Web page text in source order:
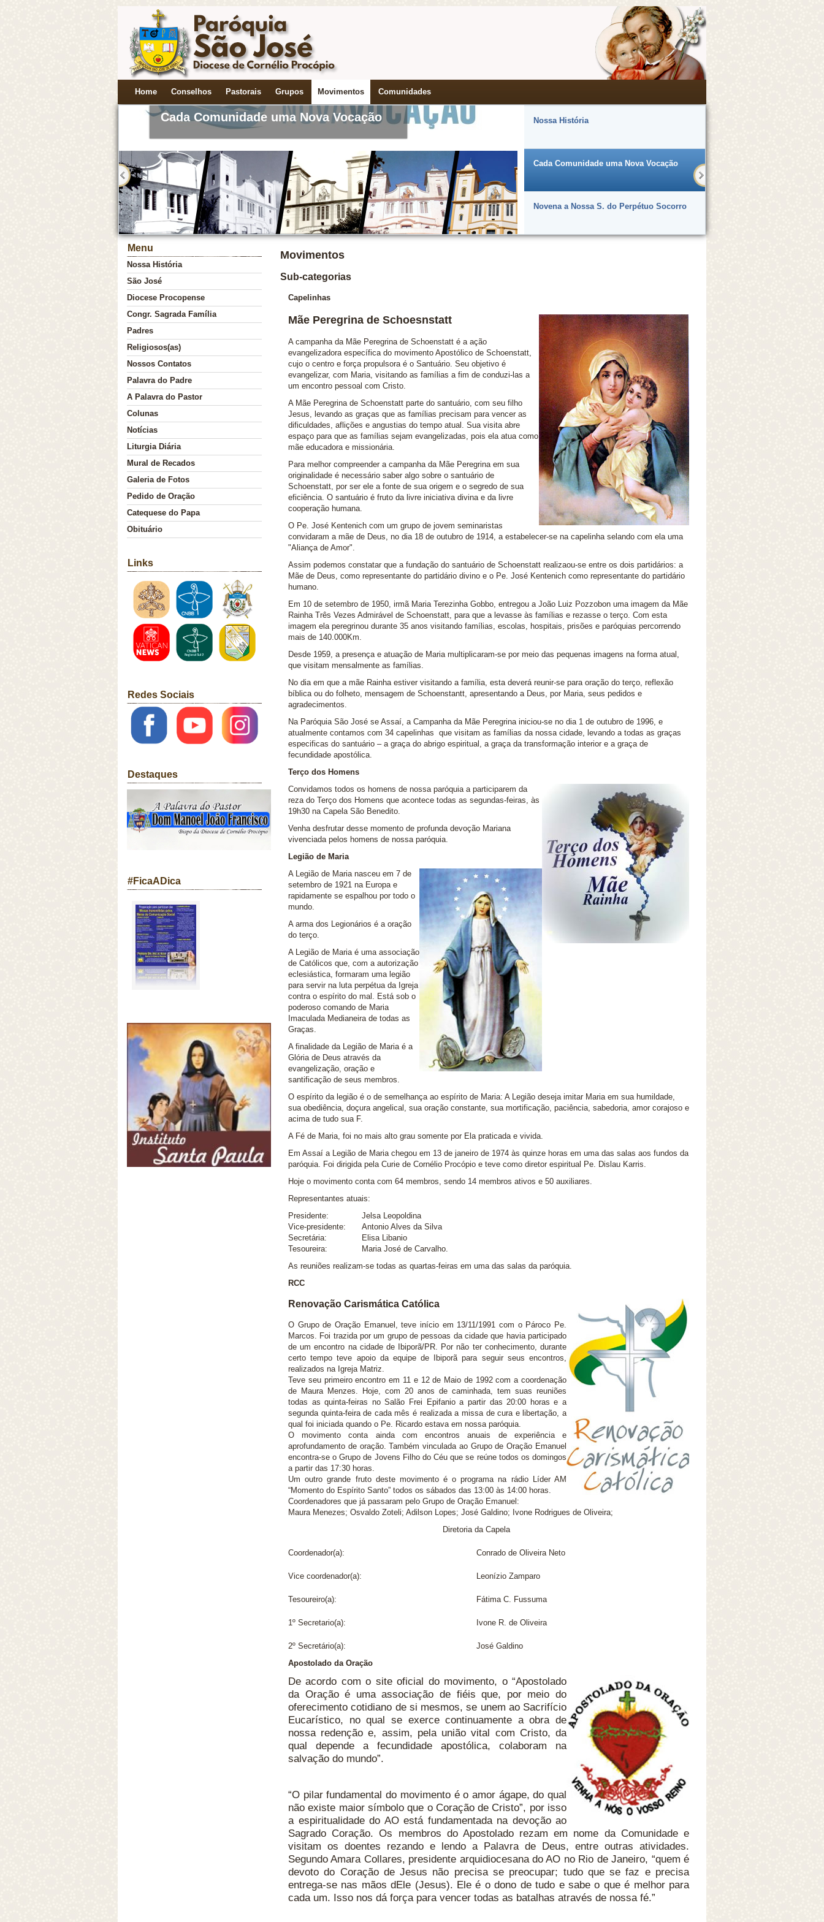
Home Conselhos Pastorais Grupos Movimentos Comunidades
Cada Comunidade uma Nova Vocação
Novena a Nossa S. do Perpétuo Socorro
Nossa História
Cada Comunidade uma Nova Vocação
Novena a Nossa S. do Perpétuo Socorro
Movimentos
Sub-categorias
Capelinhas
Mãe Peregrina de Schoesnstatt
A campanha da Mãe Peregrina de Schoenstatt é a ação
evangelizadora específica do movimento Apostólico de Schoenstatt,
cujo o centro e força propulsora é o Santuário. Seu objetivo é
evangelizar, com Maria, visitando as famílias a fim de conduzi-las a
um encontro pessoal com Cristo.
A Mãe Peregrina de Schoenstatt parte do santuário, com seu filho
Jesus, levando as graças que as famílias precisam para vencer as
dificuldades, aflições e angustias do tempo atual. Sua visita abre
espaço para que as famílias sejam evangelizadas, pois ela atua como
mãe educadora e missionária.
Para melhor compreender a campanha da Mãe Peregrina em sua
originalidade é necessário saber algo sobre o santuário de
Schoenstatt, por ser ele a fonte de sua origem e o segredo de sua
eficiência. O santuário é fruto da livre iniciativa divina e da livre
cooperação humana.
O Pe. José Kentenich com um grupo de jovem seminaristas
convidaram a mãe de Deus, no dia 18 de outubro de 1914, a estabelecer-se na capelinha selando com ela uma
"Aliança de Amor".
Assim podemos constatar que a fundação do santuário de Schoenstatt realizaou-se entre os dois partidários: a
Mãe de Deus, como representante do partidário divino e o Pe. José Kentenich como representante do partidário
humano.
Em 10 de setembro de 1950, irmã Maria Terezinha Gobbo, entregou a João Luiz Pozzobon uma imagem da Mãe
Rainha Três Vezes Admirável de Schoenstatt, para que a levasse às famílias e rezasse o terço. Com esta
imagem ela peregrinou durante 35 anos visitando famílias, escolas, hospitais, prisões e paróquias percorrendo
mais de 140.000Km.
Desde 1959, a presença e atuação de Maria multiplicaram-se por meio das pequenas imagens na forma atual,
que visitam mensalmente as famílias.
No dia em que a mãe Rainha estiver visitando a família, esta deverá reunir-se para oração do terço, reflexão
bíblica ou do folheto, mensagem de Schoenstantt, apresentando a Deus, por Maria, seus pedidos e
agradecimentos.
Na Paróquia São José se Assaí, a Campanha da Mãe Peregrina iniciou-se no dia 1 de outubro de 1996, e
atualmente contamos com 34 capelinhas que visitam as famílias da nossa cidade, levando a todas as graças
especificas do santuário – a graça do abrigo espiritual, a graça da transformação interior e a graça de
fecundidade apostólica.
Terço dos Homens
Convidamos todos os homens de nossa paróquia a participarem da
reza do Terço dos Homens que acontece todas as segundas-feiras, às
19h30 na Capela São Benedito.
Venha desfrutar desse momento de profunda devoção Mariana
vivenciada pelos homens de nossa paróquia.
Legião de Maria
A Legião de Maria nasceu em 7 de
setembro de 1921 na Europa e
rapidamente se espalhou por todo o
mundo.
A arma dos Legionários é a oração
do terço.
A Legião de Maria é uma associação
de Católicos que, com a autorização
eclesiástica, formaram uma legião
para servir na luta perpétua da Igreja
contra o espírito do mal. Está sob o
poderoso comando de Maria
Imaculada Medianeira de todas as
Graças.
A finalidade da Legião de Maria é a
Glória de Deus através da
evangelização, oração e
santificação de seus membros.
O espírito da legião é o de semelhança ao espírito de Maria: A Legião deseja imitar Maria em sua humildade,
sua obediência, doçura angelical, sua oração constante, sua mortificação, paciência, sabedoria, amor corajoso e
acima de tudo sua F.
A Fé de Maria, foi no mais alto grau somente por Ela praticada e vivida.
Em Assaí a Legião de Maria chegou em 13 de janeiro de 1974 às quinze horas em uma das salas aos fundos da
paróquia. Foi dirigida pela Curie de Cornélio Procópio e teve como diretor espiritual Pe. Dislau Karris.
Hoje o movimento conta com 64 membros, sendo 14 membros ativos e 50 auxiliares.
Representantes atuais:
Presidente:
Jelsa Leopoldina
Vice-presidente:
Antonio Alves da Silva
Secretária:
Elisa Libanio
Tesoureira:
Maria José de Carvalho.
As reuniões realizam-se todas as quartas-feiras em uma das salas da paróquia.
RCC
Renovação Carismática Católica
O Grupo de Oração Emanuel, teve início em 13/11/1991 com o Pároco Pe.
Marcos. Foi trazida por um grupo de pessoas da cidade que havia participado
de um encontro na cidade de Ibiporã/PR. Por não ter conhecimento, durante
certo tempo teve apoio da equipe de Ibiporã para seguir seus encontros,
realizados na Igreja Matriz.
Teve seu primeiro encontro em 11 e 12 de Maio de 1992 com a coordenação
de Maura Menzes. Hoje, com 20 anos de caminhada, tem suas reuniões
todas as quinta-feiras no Salão Frei Epifanio a partir das 20:00 horas e a
segunda quinta-feira de cada mês é realizada a missa de cura e libertação, a
qual foi iniciada quando o Pe. Ricardo estava em nossa paróquia.
O movimento conta ainda com encontros anuais de experiência e
aprofundamento de oração. Também vinculada ao Grupo de Oração Emanuel
encontra-se o Grupo de Jovens Filho do Céu que se reúne todos os domingos
a partir das 17:30 horas.
Um outro grande fruto deste movimento é o programa na rádio Líder AM
“Momento do Espírito Santo” todos os sábados das 13:00 às 14:00 horas.
Coordenadores que já passaram pelo Grupo de Oração Emanuel:
Maura Menezes; Osvaldo Zoteli; Adilson Lopes; José Galdino; Ivone Rodrigues de Oliveira;
Diretoria da Capela
Coordenador(a): Conrado de Oliveira Neto
Vice coordenador(a): Leonízio Zamparo
Tesoureiro(a): Fátima C. Fussuma
1º Secretario(a): Ivone R. de Oliveira
2º Secretário(a):
José Galdino
Apostolado da Oração
De acordo com o site oficial do movimento, o “Apostolado
da Oração é uma associação de fiéis que, por meio do
oferecimento cotidiano de si mesmos, se unem ao Sacrifício
Eucarístico, no qual se exerce continuamente a obra de
nossa redenção e, assim, pela união vital com Cristo, da
qual depende a fecundidade apostólica, colaboram na
salvação do mundo”.
“O pilar fundamental do movimento é o amor ágape, do qual
não existe maior símbolo que o Coração de Cristo”, por isso
a espiritualidade do AO está fundamentada na devoção ao
Sagrado Coração. Os membros do Apostolado rezam em nome da Comunidade e
visitam os doentes rezando e lendo a Palavra de Deus, entre outras atividades.
Segundo Amara Collares, presidente arquidiocesana do AO no Rio de Janeiro, “quem é
devoto do Coração de Jesus não precisa se preocupar; tudo que se faz e precisa
entrega-se nas mãos dEle (Jesus). Ele é o dono de tudo e sabe o que é melhor para
cada um. Isso nos dá força para vencer todas as batalhas através de nossa fé.”
Menu
Nossa História
São José
Diocese Procopense
Congr. Sagrada Família
Padres
Religiosos(as)
Nossos Contatos
Palavra do Padre
A Palavra do Pastor
Colunas
Notícias
Liturgia Diária
Mural de Recados
Galeria de Fotos
Pedido de Oração
Catequese do Papa
Obituário
Links
Redes Sociais
Destaques
#FicaADica